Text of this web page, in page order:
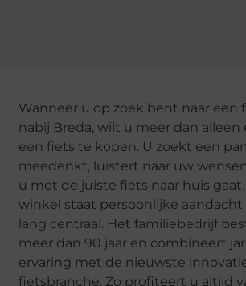
Wanneer u op zoek bent naar een
nabij Breda, wilt u meer dan alleen
een fiets te kopen. U zoekt een
meedenkt, luistert naar uw
u met de juiste fiets naar huis gaat.
winkel staat persoonlijke aandacht
lang centraal. Het familiebedrijf
meer dan 90 jaar en combineert
ervaring met de nieuwste
fietsbranche. Zo profiteert u altijd